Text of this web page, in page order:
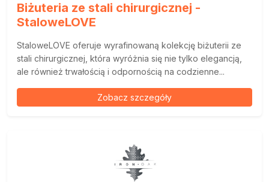
Biżuteria ze stali chirurgicznej -
StaloweLOVE
StaloweLOVE oferuje wyrafinowaną kolekcję biżuterii ze
stali chirurgicznej, która wyróżnia się nie tylko elegancją,
ale również trwałością i odpornością na codzienne...
Zobacz szczegóły